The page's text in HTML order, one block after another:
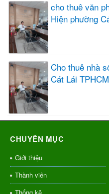
cho thuê văn
Hiện phường
Cho thuê nhà
Cát Lái TPHCM
CHUYÊN MỤC
Giới thiệu
Thành viên